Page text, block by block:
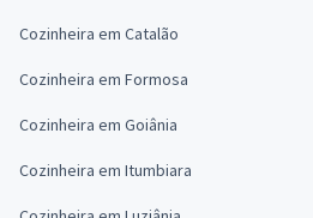
Cozinheira em Catalão
Cozinheira em Formosa
Cozinheira em Goiânia
Cozinheira em Itumbiara